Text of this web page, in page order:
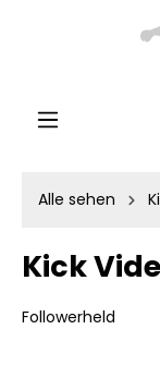
Alle sehen
Kick
Followerheld